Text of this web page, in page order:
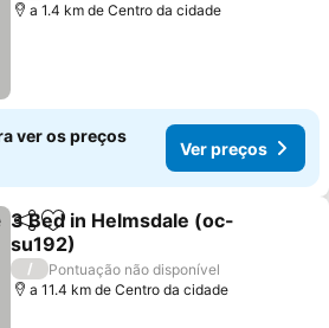
a 1.4 km de Centro da cidade
ver os preços
Ver preços
PartilharAdicionar aos favoritos
3 Bed in Helmsdale (oc-
su192)
/
Pontuação não disponível
a 11.4 km de Centro da cidade